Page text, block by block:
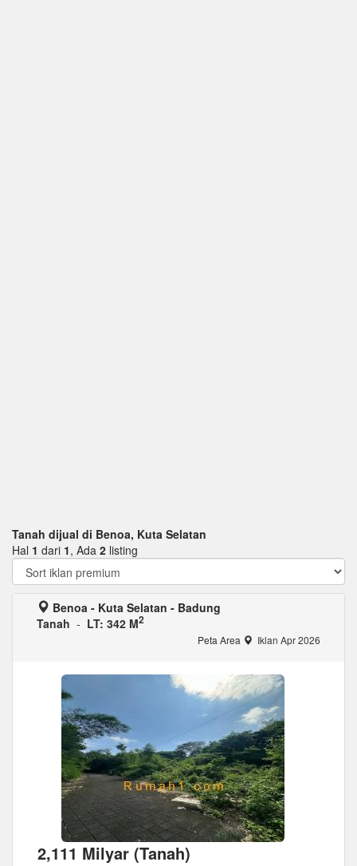
Tanah dijual di Benoa, Kuta Selatan
Hal 1 dari 1, Ada 2 listing
Benoa - Kuta Selatan - Badung
Tanah - LT: 342 M2
Peta Area Iklan Apr 2026
2,111 Milyar (Tanah)